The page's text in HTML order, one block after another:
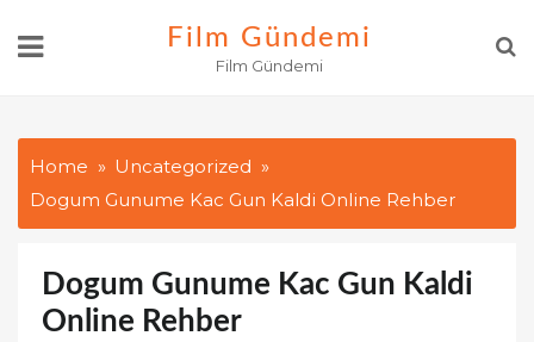
Film Gündemi
Film Gündemi
Home
Uncategorized
Dogum Gunume Kac Gun Kaldi Online Rehber
Dogum Gunume Kac Gun Kaldi
Online Rehber